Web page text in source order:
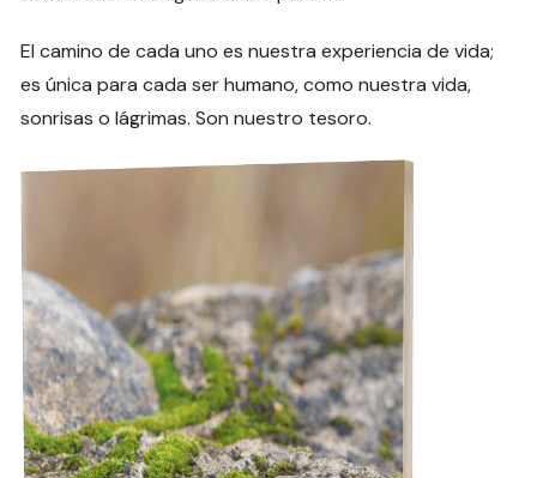
El camino de cada uno es nuestra experiencia de vida;
es única para cada ser humano, como nuestra vida,
sonrisas o lágrimas. Son nuestro tesoro.